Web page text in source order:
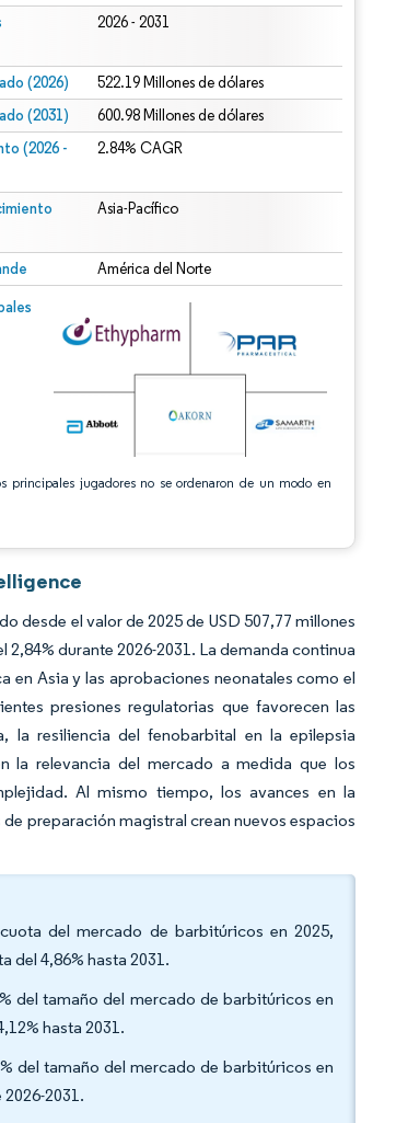
2026 - 2031
(2026) 522.19 Millones de dólares
(2031) 600.98 Millones de dólares
(2026 -
2.84% CAGR
Asia-Pacífico
América del Norte
principales jugadores no se ordenaron de un modo en
El uso requiere atribución según CC BY 4.0.
desde el valor de 2025 de USD 507,77 millones
durante 2026-2031. La demanda continua
Asia y las aprobaciones neonatales como el
presiones regulatorias que favorecen las
la resiliencia del fenobarbital en la epilepsia
la relevancia del mercado a medida que los
Al mismo tiempo, los avances en la
preparación magistral crean nuevos espacios
del mercado de barbitúricos en 2025,
del 4,86% hasta 2031.
del tamaño del mercado de barbitúricos en
hasta 2031.
del tamaño del mercado de barbitúricos en
2031.